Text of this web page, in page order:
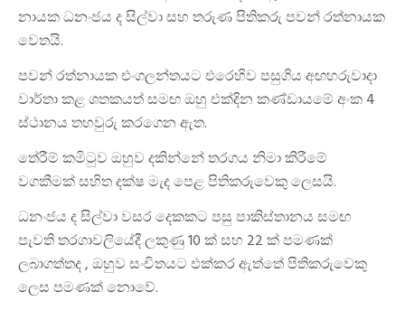
නායක ධනංජය ද සිල්වා සහ තරුණ පිතිකරු පවන් රත්නායක
වෙතයි.
පවන් රත්නායක එංගලන්තයට එරෙහිව පසුගිය අඟහරුවාදා
වාර්තා කළ ශතකයත් සමඟ ඔහු එක්දින කණ්ඩායමේ අංක 4
ස්ථානය තහවුරු කරගෙන ඇත.
තේරීම් කමිටුව ඔහුව දකින්නේ තරගය නිමා කිරීමේ
වගකීමක් සහිත දක්ෂ මැද පෙළ පිතිකරුවෙකු ලෙසයි.
ධනංජය ද සිල්වා වසර දෙකකට පසු පාකිස්තානය සමඟ
පැවති තරගාවලියේදී ලකුණු 10 ක් සහ 22 ක් පමණක්
ලබාගත්තද , ඔහුව සංචිතයට එක්කර ඇත්තේ පිතිකරුවෙකු
ලෙස පමණක් නොවේ.